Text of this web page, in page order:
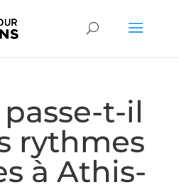
t-il
rythmes
à Athis-